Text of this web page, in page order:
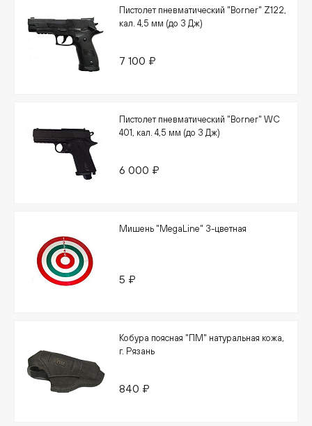
Пистолет пневматический "Borner" Z122,
кал. 4,5 мм (до 3 Дж)
7 100 ₽
Пистолет пневматический "Borner" WC
401, кал. 4,5 мм (до 3 Дж)
6 000 ₽
Мишень "MegaLine" 3-цветная
5 ₽
Кобура поясная "ПМ" натуральная кожа,
г. Рязань
840 ₽